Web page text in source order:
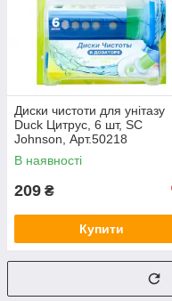
Диски чистоти для унітазу
Duck Цитрус, 6 шт, SC
Johnson, Арт.50218
В наявності
209 ₴
Купити